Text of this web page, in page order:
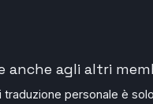
anche agli altri
personale è